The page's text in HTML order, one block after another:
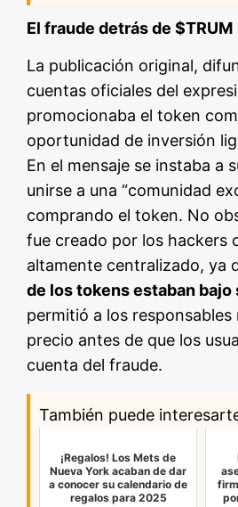
El fraude detrás de $TRUM
La publicación original,
cuentas oficiales del
promocionaba el token
oportunidad de inversión
En el mensaje se instaba a
unirse a una “comunidad
comprando el token. No
fue creado por los hackers
altamente centralizado, ya
de los tokens estaban bajo
permitió a los responsables
precio antes de que los
cuenta del fraude.
También puede
¡Regalos! Los Mets de
Nueva York acaban de dar
a conocer su calendario de
regalos para 2025